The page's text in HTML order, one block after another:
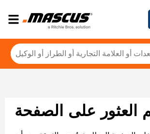
العثور على الصفحة